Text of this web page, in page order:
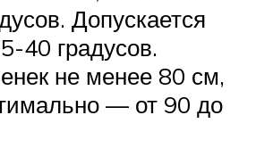
Допускается
40 градусов.
не менее 80 см,
— от 90 до